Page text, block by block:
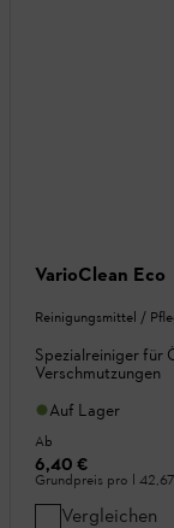
VarioClean Eco
Reinigungsmittel /
Spezialreiniger für
Verschmutzungen
Auf Lager
Ab
6,40 €
Grundpreis pro l
Vergleichen